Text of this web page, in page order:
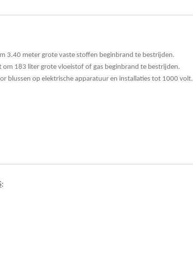
3.40 meter grote vaste stoffen beginbrand te bestrijden.
om 183 liter grote vloeistof of gas beginbrand te bestrijden.
blussen op elektrische apparatuur en installaties tot 1000 volt.
: